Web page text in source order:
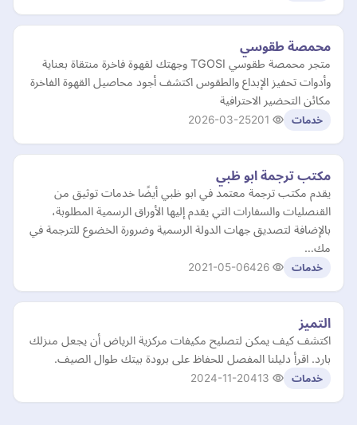
محمصة طقوسي
متجر محمصة طقوسي TGOSI وجهتك لقهوة فاخرة منتقاة بعناية
وأدوات تحفيز الإبداع والطقوس اكتشف أجود محاصيل القهوة الفاخرة
مكائن التحضير الاحترافية
خدمات 2026-03-25
مكتب ترجمة ابو ظبي
يقدم مكتب ترجمة معتمد في ابو ظبي أيضًا خدمات توثيق من
القنصليات والسفارات التي يقدم إليها الأوراق الرسمية المطلوبة،
بالإضافة لتصديق جهات الدولة الرسمية وضرورة الخضوع للترجمة في
مك…
خدمات 2021-05-06
التميز
اكتشف كيف يمكن لتصليح مكيفات مركزية الرياض أن يجعل منزلك
بارد. اقرأ دليلنا المفصل للحفاظ على برودة بيتك طوال الصيف.
خدمات 2024-11-20